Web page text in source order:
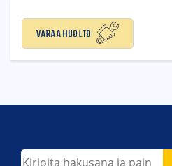
Varaa huolto
Etsi